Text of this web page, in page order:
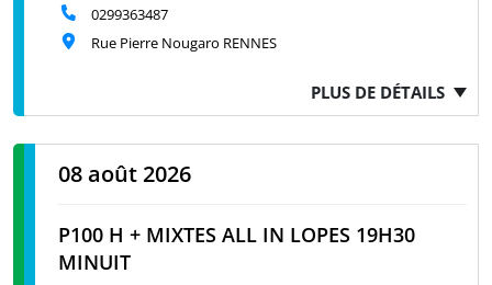
0299363487
Rue Pierre Nougaro RENNES
PLUS DE DÉTAILS
08 août 2026
P100 H + MIXTES ALL IN LOPES 19H30
MINUIT